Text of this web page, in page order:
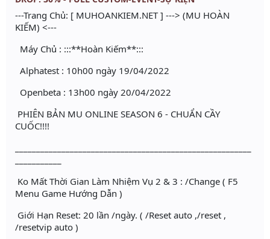
---Trang Chủ: [ MUHOANKIEM.NET ] ---> (MU HOÀN
KIẾM) <---
Máy Chủ : :::**Hoàn Kiếm**:::
Alphatest : 10h00 ngày 19/04/2022
Openbeta : 13h00 ngày 20/04/2022
PHIÊN BẢN MU ONLINE SEASON 6 - CHUẨN CẦY
CUỐC!!!!
Ko Mất Thời Gian Làm Nhiệm Vụ 2 & 3 : /Change ( F5
Menu Game Hướng Dẫn )
Giới Hạn Reset: 20 lần /ngày. ( /Reset auto ,/reset ,
/resetvip auto )